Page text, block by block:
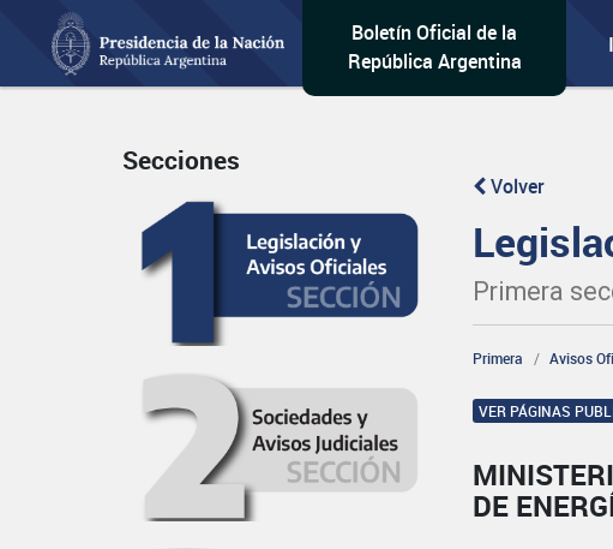
Boletín Oficial de la
República Argentina
Secciones
Volver
Primera
Primera Avisos
VER PÁGINAS
DE